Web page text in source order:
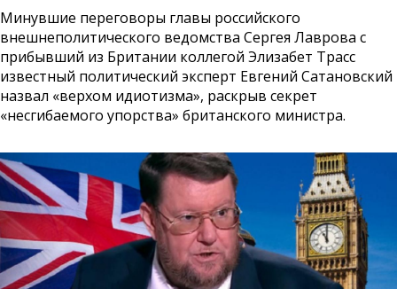
Минувшие переговоры главы российского
внешнеполитического ведомства Сергея Лаврова с
прибывший из Британии коллегой Элизабет Трасс
известный политический эксперт Евгений Сатановский
назвал «верхом идиотизма», раскрыв секрет
«несгибаемого упорства» британского министра.